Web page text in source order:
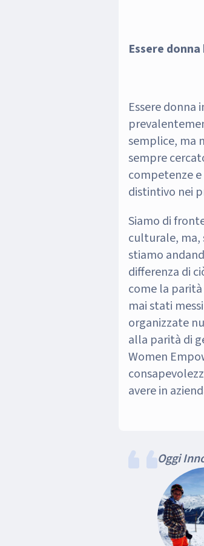
Essere
Essere donna
semplice, ma
sempre
competenze
distintivo nei
Siamo di
culturale,
stiamo
differenza di
come la
mai stati
organizzate
alla parità di
Women
avere in
Oggi